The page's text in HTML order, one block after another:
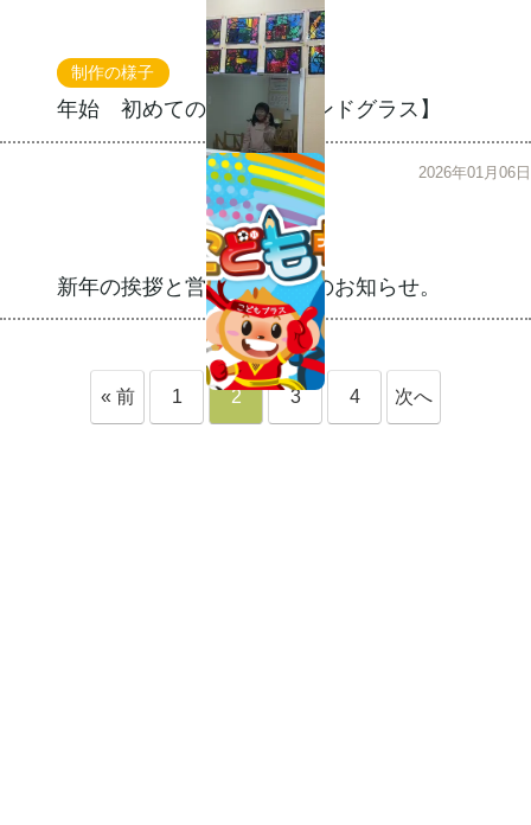
制作の様子
年始 初めての工作【ステンドグラス】
新年の挨拶と営業時間変更のお知らせ。
2026年01月06日
« 前 1 2 3 4 次へ